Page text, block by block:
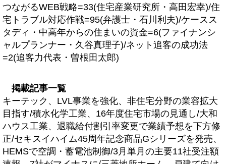
つながるWEB戦略=33(住宅産業研究所・高田宏幸)/住
宅トラブル対応作戦=95(弁護士・石川利夫)/ケースス
タディ・中高年からの住まいの資金=6(ファイナンシ
ャルプランナー・久谷真理子)/ネット追客の成功法
=2(追客力代表・曽根田太郎)
掲載記事一覧
キーテック、LVL事業を強化、非住宅分野の業容拡大
目指す/積水化学工業、16年度住宅市場の見通し/大和
ハウス工業、退職給付割引率変更で業績予想を下方修
正/セキスイハイム45周年記念商品Gシリーズを発売、
HEMSで空調・蓄電池制御/3月単月の主要11社受注額